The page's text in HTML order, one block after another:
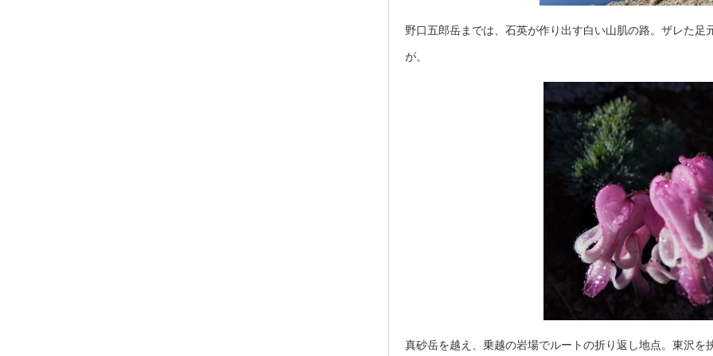
野口五郎岳までは、石英が作り出す白い山肌の路。ザレた足
が。
真砂岳を越え、乗越の岩場でルートの折り返し地点。東沢を